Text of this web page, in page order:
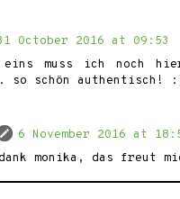
October 2016 at 09:53
eins muss ich noch
so schön authentisch!
6 November 2016 at
monika, das freut